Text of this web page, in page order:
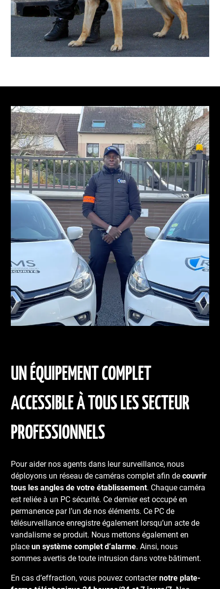
UN ÉQUIPEMENT COMPLET
ACCESSIBLE À TOUS LES SECTEUR
PROFESSIONNELS
Pour aider nos agents dans leur surveillance, nous
déployons un réseau de caméras complet afin decouvrir
tous les angles de votre établissement. Chaque caméra
est reliée à un PC sécurité. Ce dernier est occupé en
permanence par l’un de nos éléments. Ce PC de
télésurveillance enregistre également lorsqu’un acte de
vandalisme se produit. Nous mettons également en
placeun système complet d’alarme. Ainsi, nous
sommes avertis de toute intrusion dans votre bâtiment.
En cas d’effraction, vous pouvez contacternotre plate-